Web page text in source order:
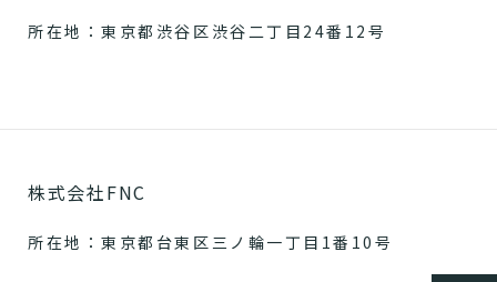
所在地：東京都渋谷区渋谷二丁目24番12号
株式会社FNC
所在地：東京都台東区三ノ輪一丁目1番10号